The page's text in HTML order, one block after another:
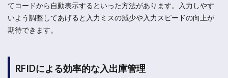
てコードから自動表示するといった方法があります。入力しやす
いよう調整してあげると入力ミスの減少や入力スピードの向上が
期待できます。
RFIDによる効率的な入出庫管理